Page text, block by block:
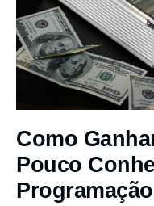
Como
Pouco